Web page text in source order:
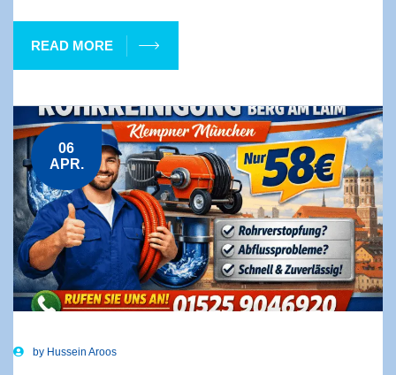
READ MORE
06
APR.
by Hussein Aroos